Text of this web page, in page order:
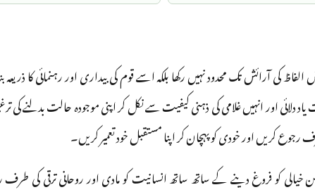
کی آرائش تک محدود نہیں رکھا بلکہ اسے قوم کی بیداری اور رہنمائی کا
دلائی اور انہیں غلامی کی ذہنی کیفیت سے نکل کر اپنی موجودہ حالت بدلنے
رجوع کریں اور خودی کو پہچان کر اپنا مستقبل خود تعمیر کریں۔
کو فروغ دینے کے ساتھ ساتھ انسانیت کو مادی اور روحانی ترقی کی